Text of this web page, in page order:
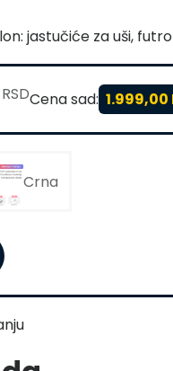
jastučiće za uši,
Cena sad: 1.999,00
Crna